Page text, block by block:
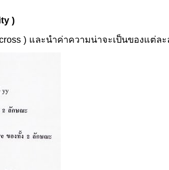
)
) และนำค่าความน่าจะเป็นของแต่